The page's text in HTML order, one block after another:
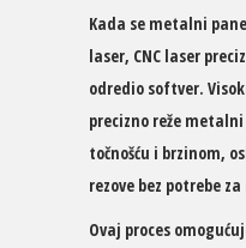
Kada se metalni
laser, CNC laser
odredio softver.
precizno reže
točnošću i brzinom,
rezove bez potrebe
Ovaj proces